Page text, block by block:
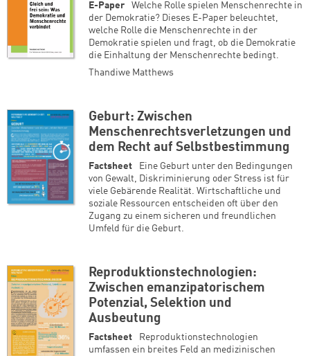
E-Paper
Welche Rolle spielen Menschenrechte in
der Demokratie? Dieses E-Paper beleuchtet,
welche Rolle die Menschenrechte in der
Demokratie spielen und fragt, ob die Demokratie
die Einhaltung der Menschenrechte bedingt.
Thandiwe Matthews
Geburt: Zwischen
Menschenrechtsverletzungen und
dem Recht auf Selbstbestimmung
Factsheet
Eine Geburt unter den Bedingungen
von Gewalt, Diskriminierung oder Stress ist für
viele Gebärende Realität. Wirtschaftliche und
soziale Ressourcen entscheiden oft über den
Zugang zu einem sicheren und freundlichen
Umfeld für die Geburt.
Reproduktionstechnologien:
Zwischen emanzipatorischem
Potenzial, Selektion und
Ausbeutung
Factsheet
Reproduktionstechnologien
umfassen ein breites Feld an medizinischen